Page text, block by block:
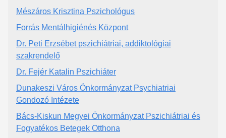
Mészáros Krisztina Pszichológus
Forrás Mentálhigiénés Központ
Dr. Peti Erzsébet pszichiátriai, addiktológiai
szakrendelő
Dr. Fejér Katalin Pszichiáter
Dunakeszi Város Önkormányzat Psychiatriai
Gondozó Intézete
Bács-Kiskun Megyei Önkormányzat Pszichiátriai és
Fogyatékos Betegek Otthona